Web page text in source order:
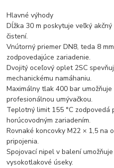
Hlavné výhody
Dĺžka 30 m poskytuje veľký
čistení.
Vnútorný priemer DN8, teda 8
zodpovedajúce zariadenie.
Dvojitý oceľový oplet 2SC
mechanickému namáhaniu.
Maximálny tlak 400 bar
profesionálnou umývačkou.
Teplotný limit 155 °C zodpovedá
horúcovodným zariadením.
Rovnaké koncovky M22 × 1,5 na
pripojenia.
Spojovací nipel v balení
vysokotlakové úseky.